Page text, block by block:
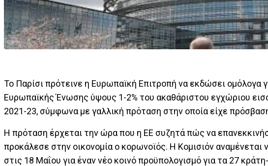
Το Παρίσι πρότεινε η Ευρωπαϊκή Επιτροπή να εκδώσει ομόλογα
Ευρωπαϊκής Ένωσης ύψους 1-2% του ακαθάριστου εγχώριου
2021-23, σύμφωνα με γαλλική πρόταση στην οποία είχε
Η πρόταση έρχεται την ώρα που η ΕΕ συζητά πώς να
προκάλεσε στην οικονομία ο κορωνοϊός. Η Κομισιόν
στις 18 Μαΐου για έναν νέο κοινό προϋπολογισμό για τα 27